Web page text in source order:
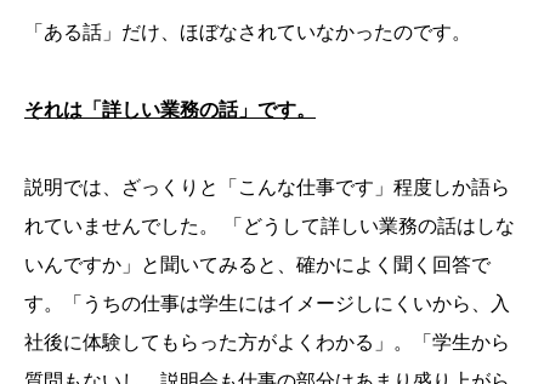
「ある話」だけ、ほぼなされていなかったのです。
それは「詳しい業務の話」です。
説明では、ざっくりと「こんな仕事です」程度しか語ら
れていませんでした。 「どうして詳しい業務の話はしな
いんですか」と聞いてみると、確かによく聞く回答で
す。「うちの仕事は学生にはイメージしにくいから、入
社後に体験してもらった方がよくわかる」。「学生から